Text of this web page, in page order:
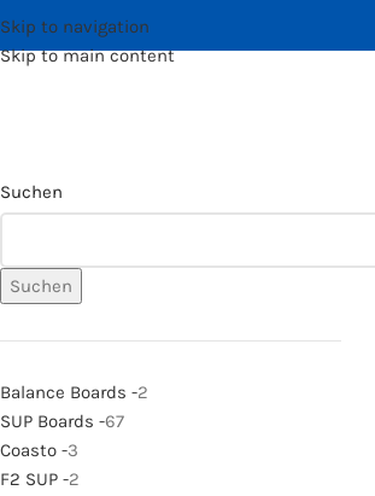
Skip to navigation
Skip to main content
Suchen
Suchen
Balance Boards -2
SUP Boards -67
Coasto -3
F2 SUP -2